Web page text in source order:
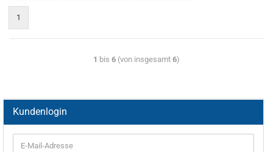
1
1 bis 6 (von insgesamt 6)
Kundenlogin